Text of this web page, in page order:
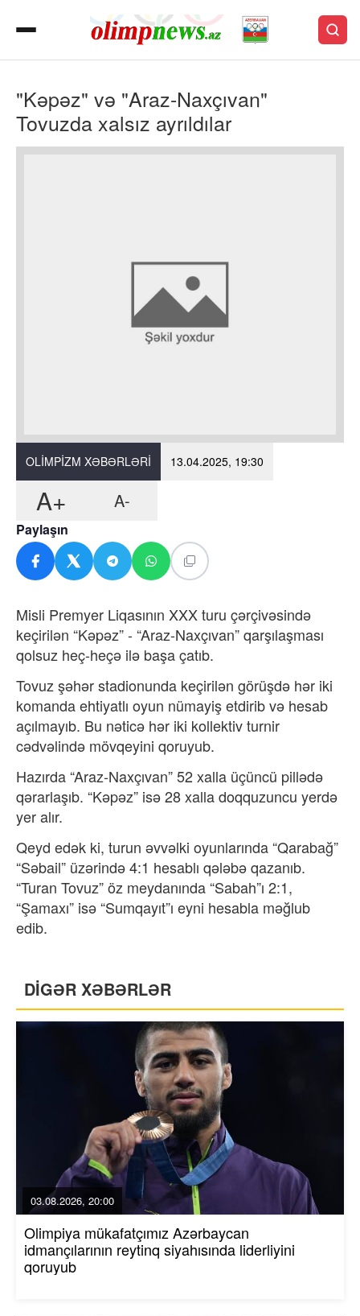
"Kəpəz" və "Araz-Naxçıvan"
Tovuzda xalsız ayrıldılar
OLIMPIZM XƏBƏRLƏRI 13.04.2025, 19:30
A+ A-
Paylaşın
Misli Premyer Liqasının XXX turu çərçivəsində
keçirilən “Kəpəz” - “Araz-Naxçıvan” qarşılaşması
qolsuz heç-heçə ilə başa çatıb.
Tovuz şəhər stadionunda keçirilən görüşdə hər iki
komanda ehtiyatlı oyun nümayiş etdirib və hesab
açılmayıb. Bu nəticə hər iki kollektiv turnir
cədvəlində mövqeyini qoruyub.
Hazırda “Araz-Naxçıvan” 52 xalla üçüncü pillədə
qərarlaşıb. “Kəpəz” isə 28 xalla doqquzuncu yerdə
yer alır.
Qeyd edək ki, turun əvvəlki oyunlarında “Qarabağ”
“Səbail” üzərində 4:1 hesablı qələbə qazanıb.
“Turan Tovuz” öz meydanında “Sabah”ı 2:1,
“Şamaxı” isə “Sumqayıt”ı eyni hesabla məğlub
edib.
DİGƏR XƏBƏRLƏR
03.08.2026, 20:00
Olimpiya mükafatçımız Azərbaycan
idmançılarının reytinq siyahısında liderliyini
qoruyub